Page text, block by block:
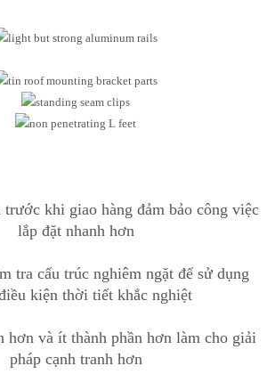
trước khi giao hàng đảm bảo công việc
lắp đặt nhanh hơn
tra cấu trúc nghiêm ngặt để sử dụng
kiện thời tiết khắc nghiệt
hơn và ít thành phần hơn làm cho giải
pháp cạnh tranh hơn